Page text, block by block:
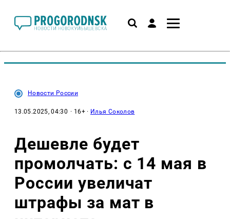
Новости России
13.05.2025, 04:30 · 16+ · Илья Соколов
Дешевле будет
промолчать: с 14 мая в
России увеличат
штрафы за мат в